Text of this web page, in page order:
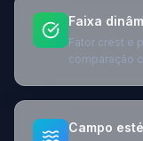
Faixa
Fator crest e
comparação
Campo